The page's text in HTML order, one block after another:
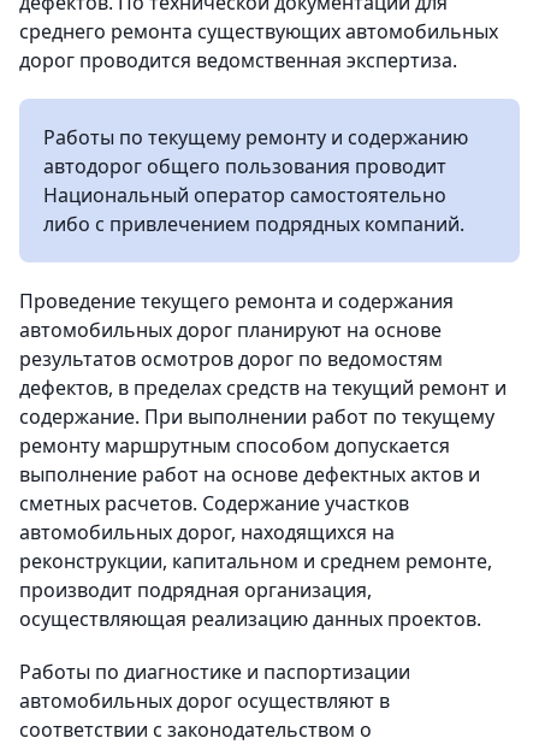
среднего ремонта существующих автомобильных
дорог проводится ведомственная экспертиза.
Работы по текущему ремонту и содержанию
автодорог общего пользования проводит
Национальный оператор самостоятельно
либо с привлечением подрядных компаний.
Проведение текущего ремонта и содержания
автомобильных дорог планируют на основе
результатов осмотров дорог по ведомостям
дефектов, в пределах средств на текущий ремонт и
содержание. При выполнении работ по текущему
ремонту маршрутным способом допускается
выполнение работ на основе дефектных актов и
сметных расчетов. Содержание участков
автомобильных дорог, находящихся на
реконструкции, капитальном и среднем ремонте,
производит подрядная организация,
осуществляющая реализацию данных проектов.
Работы по диагностике и паспортизации
автомобильных дорог осуществляют в
соответствии с законодательством о